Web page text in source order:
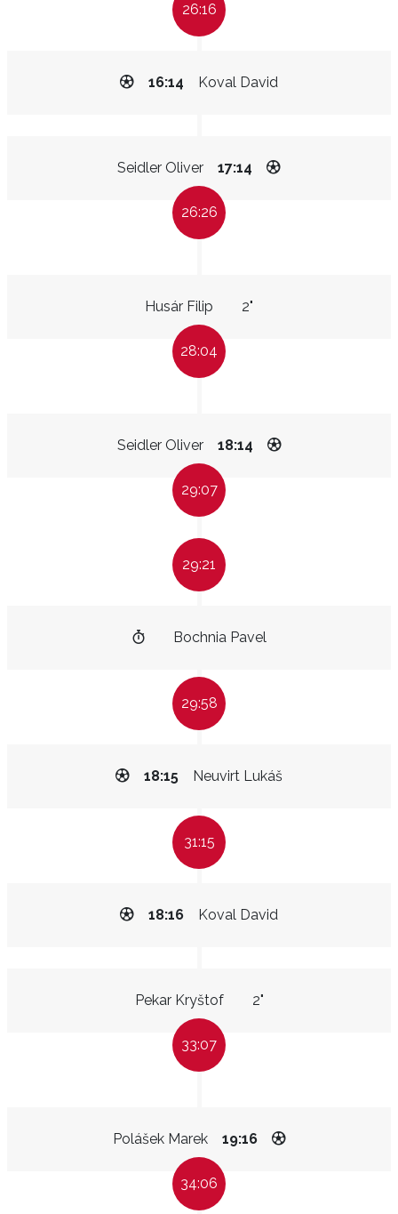
26:16
Koval David
16:14
Seidler Oliver 17:14
26:26
Husár Filip 2"
28:04
Seidler Oliver 18:14
29:07
29:21
Bochnia Pavel
29:58
Neuvirt Lukáš
18:15
31:15
Koval David
18:16
Pekar Kryštof 2"
33:07
Polášek Marek 19:16
34:06